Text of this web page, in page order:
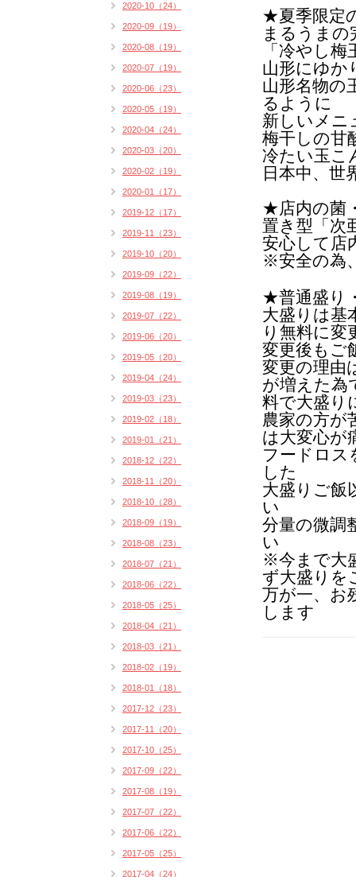
★夏季限定
まるうまの
「冷やし
山形にゆか
山形名物の
るように
新しいメニ
梅干しの甘
冷たい玉こ
日本中、世
★店内の菌
置き型「次
安心して店
※安全の為
★普通盛り
大盛りは基
り無料に変
変更後もご
変更の理由
が増えた為
料で大盛り
農家の方が
は大変心が
フードロス
した
大盛りご飯
い
分量の微調
い
※今まで大
ず大盛りを
万が一、お
します
2020-10（24）
2020-09（19）
2020-08（19）
2020-07（19）
2020-06（23）
2020-05（19）
2020-04（24）
2020-03（20）
2020-02（19）
2020-01（17）
2019-12（17）
2019-11（23）
2019-10（20）
2019-09（22）
2019-08（19）
2019-07（22）
2019-06（20）
2019-05（20）
2019-04（24）
2019-03（23）
2019-02（18）
2019-01（21）
2018-12（22）
2018-11（20）
2018-10（28）
2018-09（19）
2018-08（23）
2018-07（21）
2018-06（22）
2018-05（25）
2018-04（21）
2018-03（21）
2018-02（19）
2018-01（18）
2017-12（23）
2017-11（20）
2017-10（25）
2017-09（22）
2017-08（19）
2017-07（22）
2017-06（22）
2017-05（25）
2017-04（24）